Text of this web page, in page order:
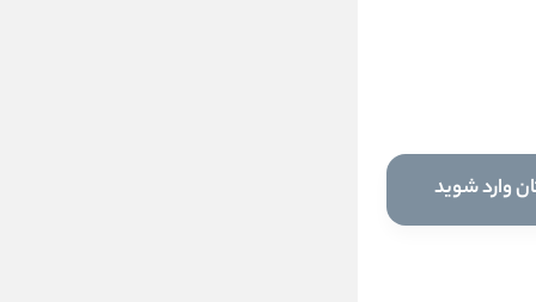
وارد شوید